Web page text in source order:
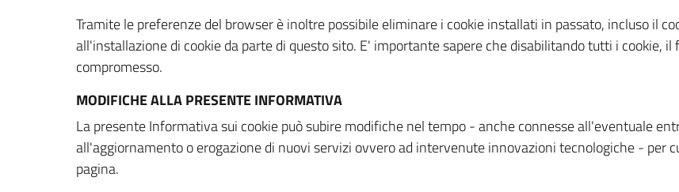
Tramite le preferenze del browser è inoltre possibile eliminare i cookie installati in passato, incluso il
all'installazione di cookie da parte di questo sito. E' importante sapere che disabilitando tutti i cookie,
compromesso.
MODIFICHE ALLA PRESENTE INFORMATIVA
La presente Informativa sui cookie può subire modifiche nel tempo - anche connesse all'eventuale
all'aggiornamento o erogazione di nuovi servizi ovvero ad intervenute innovazioni tecnologiche - per
pagina.